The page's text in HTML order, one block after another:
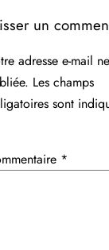
un
adresse e-mail
Les champs
sont
*